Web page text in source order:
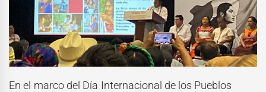
En el marco del Día Internacional de los Pueblos